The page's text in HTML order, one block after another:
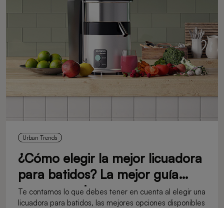
Urban Trends
¿Cómo elegir la mejor licuadora
para batidos? La mejor guía
para negocios
Te contamos lo que debes tener en cuenta al elegir una
licuadora para batidos, las mejores opciones disponibles